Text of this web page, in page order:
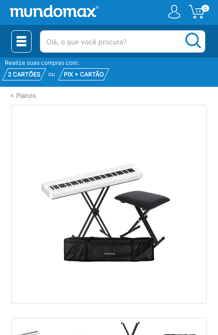
0
(pesquisar)
Realize suas compras com:
2 CARTÕES
ou PIX + CARTÃO
< Pianos